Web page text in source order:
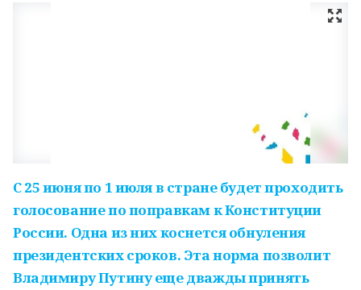
С 25 июня по 1 июля в стране будет проходить
голосование по поправкам к Конституции
России. Одна из них коснется обнуления
президентских сроков. Эта норма позволит
Владимиру Путину еще дважды принять